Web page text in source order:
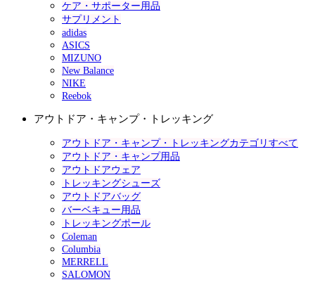
ケア・サポーター用品
サプリメント
adidas
ASICS
MIZUNO
New Balance
NIKE
Reebok
アウトドア・キャンプ・トレッキング
アウトドア・キャンプ・トレッキングカテゴリすべて
アウトドア・キャンプ用品
アウトドアウェア
トレッキングシューズ
アウトドアバッグ
バーベキュー用品
トレッキングポール
Coleman
Columbia
MERRELL
SALOMON